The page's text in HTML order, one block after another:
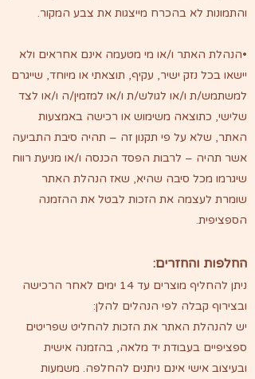
והתמונות לא בהכרח מייצגות את צבע המקור.
•הנהלת האתר ו/או מי מטעמה אינם אחראים ולא
יישאו בכל נזק ישיר, עקיף, תוצאתי או מיוחד, שייגרם
למשתמש/ת ו/או לגולש/ת ו/או למזמין/ה ו/או לצד
שלישי, כתוצאה משימוש או רכישה באמצעות
האתר, שלא על פי תקנון זה – תהיה סיבת התביעה
אשר תהיה – לרבות הפסד הכנסה ו/או מניעת רווח
שיגרמו מכל סיבה שהיא, שאז הנהלת האתר
שומרת לעצמה את הזכות לבטל את ההזמנה
הספציפית.
החלפות והחזרים:
ניתן להחליף מוצרים עד 14 ימים לאחר הרכישה
ובצירוף קבלה לפי הנהלים להלן:
יש להנהלת האתר את הזכות להחליט שפריטים
ספציפיים בעבודת יד מלאה, בהזמנה אישית
ובעיצוב אישי אינם ניתנים להחלפה. משמעות